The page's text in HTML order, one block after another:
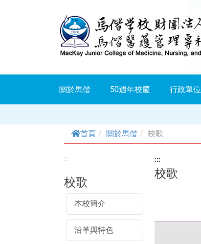
容
關於馬偕 50週年校慶 行政單位
首頁 關於馬偕 校歌
:::
校歌
本校簡介
沿革與特色
:::
校歌